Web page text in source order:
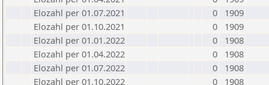
Elozahl per 01.07.2021
0
1909
Elozahl per 01.10.2021
0
1909
Elozahl per 01.01.2022
0
1908
Elozahl per 01.04.2022
0
1908
Elozahl per 01.07.2022
0
1908
Elozahl per 01.10.2022
0
1908